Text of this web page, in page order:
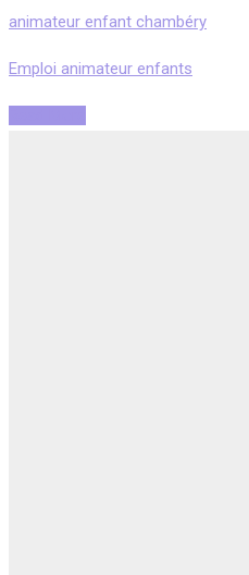
animateur enfant chambéry
Emploi animateur enfants